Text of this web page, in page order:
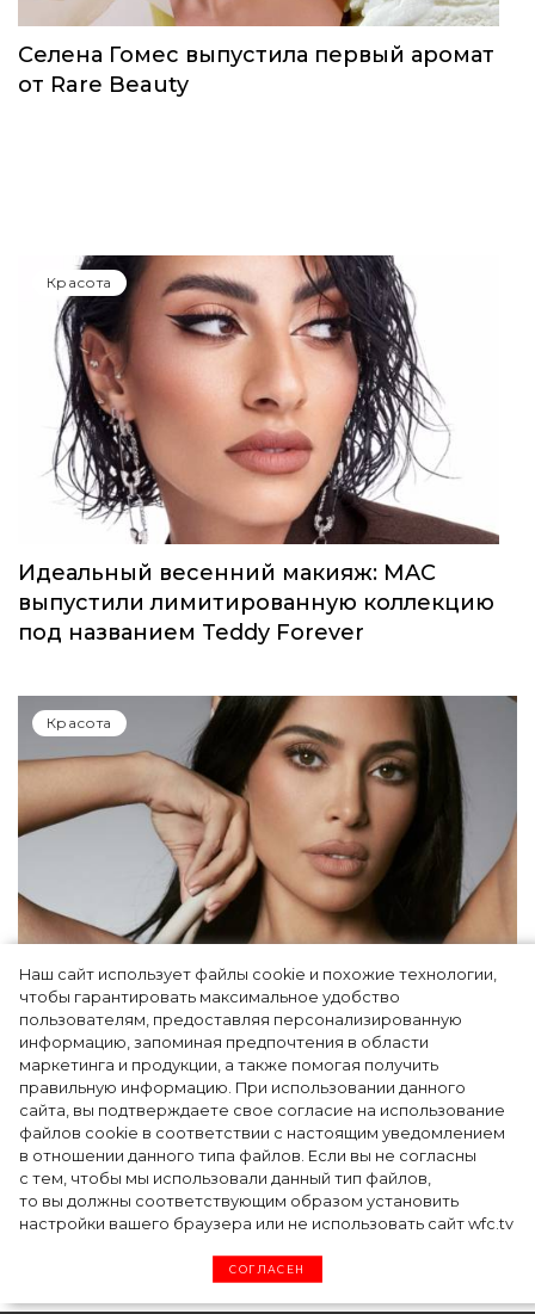
Наш сайт использует файлы cookie и похожие технологии,
чтобы гарантировать максимальное удобство
пользователям, предоставляя персонализированную
информацию, запоминая предпочтения в области
маркетинга и продукции, а также помогая получить
правильную информацию. При использовании данного
сайта, вы подтверждаете свое согласие на использование
файлов cookie в соответствии с настоящим уведомлением
в отношении данного типа файлов. Если вы не согласны
с тем, чтобы мы использовали данный тип файлов,
то вы должны соответствующим образом установить
настройки вашего браузера или не использовать сайт wfc.tv
СОГЛАСЕН
Селена Гомес выпустила первый аромат
от Rare Beauty
Красота
Идеальный весенний макияж: MAC
выпустили лимитированную коллекцию
под названием Teddy Forever
Красота
Ким Кардашьян перезапустила свой
косметический бренд, представив трио
продуктов